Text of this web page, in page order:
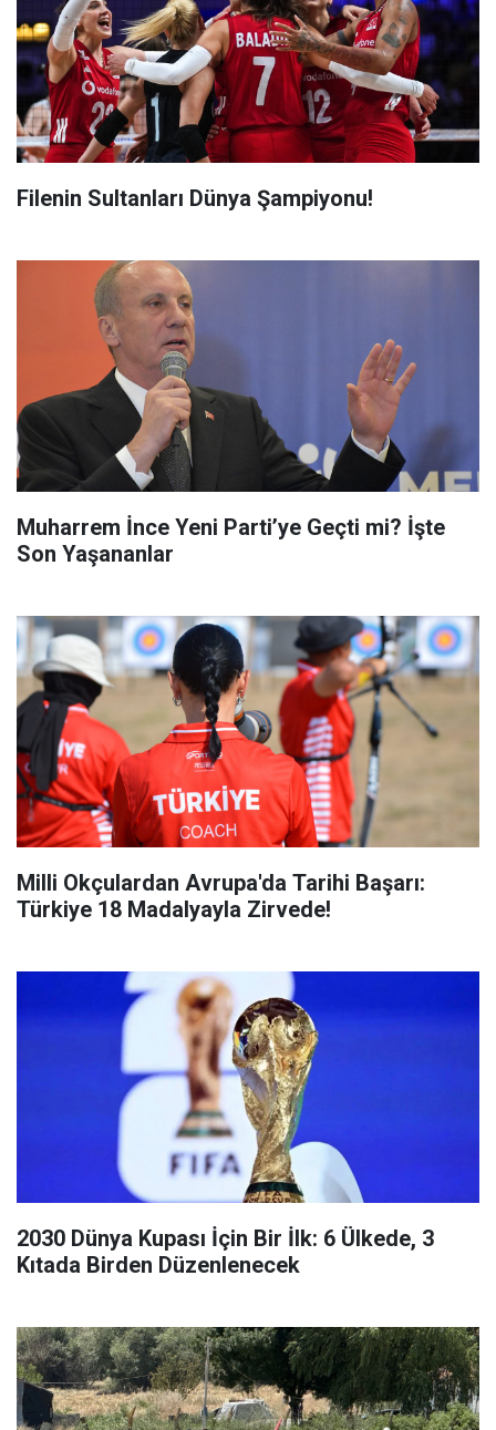
Filenin Sultanları Dünya Şampiyonu!
Muharrem İnce Yeni Parti’ye Geçti mi? İşte
Son Yaşananlar
Milli Okçulardan Avrupa'da Tarihi Başarı:
Türkiye 18 Madalyayla Zirvede!
2030 Dünya Kupası İçin Bir İlk: 6 Ülkede, 3
Kıtada Birden Düzenlenecek